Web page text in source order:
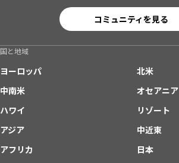
コミュニティを見る
国と地域
ヨーロッパ
北米
中南米
オセアニア
ハワイ
リゾート
アジア
中近東
アフリカ
日本